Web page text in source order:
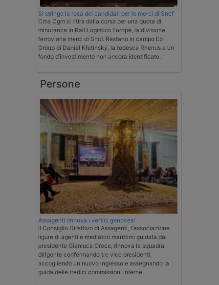
Si stringe la rosa dei candidati per le merci di Sncf
Cma Cgm si ritira dalla corsa per una quota di
minoranza in Rail Logistics Europe, la divisione
ferroviaria merci di Sncf. Restano in campo Ep
Group di Daniel Křetínský, la tedesca Rhenus e un
fondo d’investimento non ancora identificato.
Persone
Assagenti rinnova i vertici genovesi
Il Consiglio Direttivo di Assagenti, l'associazione
ligure di agenti e mediatori marittimi guidata dal
presidente Gianluca Croce, rinnova la squadra
dirigente confermando tre vice presidenti,
accogliendo un nuovo ingresso e assegnando la
guida delle tredici commissioni interne.